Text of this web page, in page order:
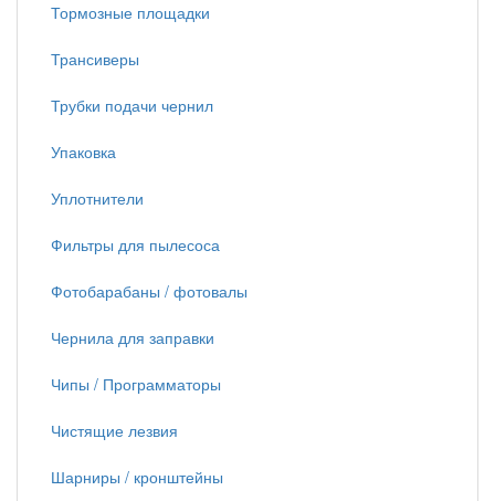
Тормозные площадки
Трансиверы
Трубки подачи чернил
Упаковка
Уплотнители
Фильтры для пылесоса
Фотобарабаны / фотовалы
Чернила для заправки
Чипы / Программаторы
Чистящие лезвия
Шарниры / кронштейны